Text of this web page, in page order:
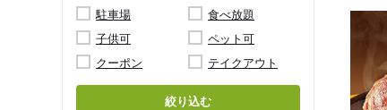
駐車場
食べ放題
子供可
ペット可
クーポン
テイクアウト
絞り込む